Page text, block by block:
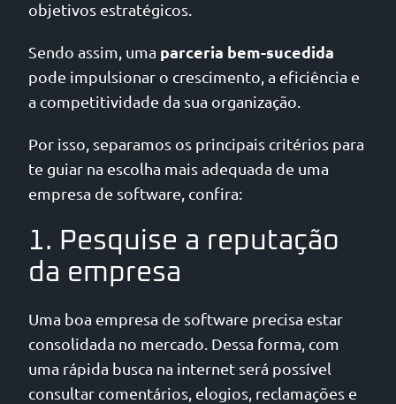
objetivos estratégicos.
Sendo assim, uma parceria bem-sucedida
pode impulsionar o crescimento, a eficiência e
a competitividade da sua organização.
Por isso, separamos os principais critérios para
te guiar na escolha mais adequada de uma
empresa de software, confira:
1. Pesquise a reputação
da empresa
Uma boa empresa de software precisa estar
consolidada no mercado. Dessa forma, com
uma rápida busca na internet será possível
consultar comentários, elogios, reclamações e